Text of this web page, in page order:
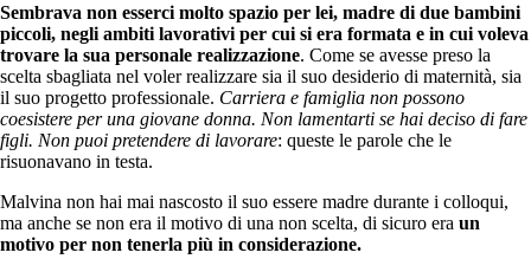
Sembrava non esserci molto spazio per lei, madre di due bambini
piccoli, negli ambiti lavorativi per cui si era formata e in cui voleva
trovare la sua personale realizzazione. Come se avesse preso la
scelta sbagliata nel voler realizzare sia il suo desiderio di maternità, sia
il suo progetto professionale. Carriera e famiglia non possono
coesistere per una giovane donna. Non lamentarti se hai deciso di fare
figli. Non puoi pretendere di lavorare: queste le parole che le
risuonavano in testa.
Malvina non hai mai nascosto il suo essere madre durante i colloqui,
ma anche se non era il motivo di una non scelta, di sicuro era un
motivo per non tenerla più in considerazione.